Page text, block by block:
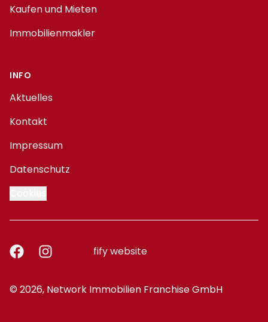
Kaufen und Mieten
Immobilienmakler
INFO
Aktuelles
Kontakt
Impressum
Datenschutz
FacebookInstagram fify website
© 2026, Network Immobilien Franchise GmbH